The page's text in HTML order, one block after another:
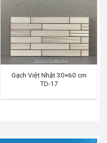
Gạch Việt Nhật 30×60 cm
TD-17